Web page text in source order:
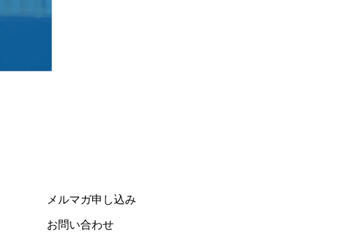
メルマガ申し込み
お問い合わせ